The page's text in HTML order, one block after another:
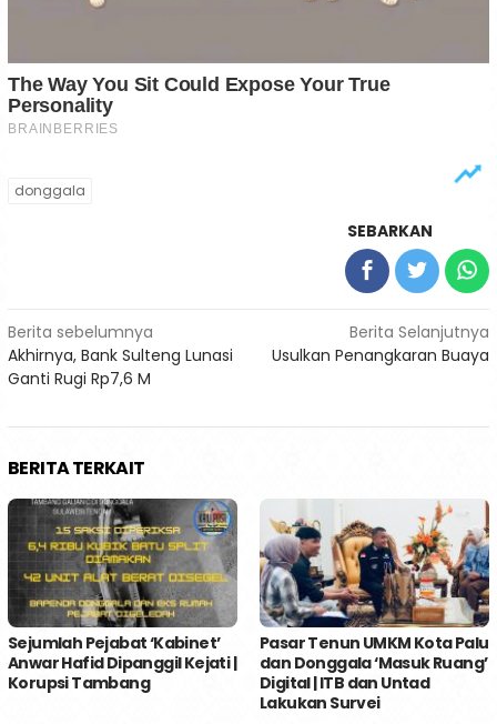
donggala
SEBARKAN
Navigasi
pos
Berita sebelumnya
Akhirnya, Bank Sulteng Lunasi
Ganti Rugi Rp7,6 M
Berita Selanjutnya
Usulkan Penangkaran Buaya
BERITA TERKAIT
Sejumlah Pejabat ‘Kabinet’
Anwar Hafid Dipanggil Kejati |
Korupsi Tambang
Pasar Tenun UMKM Kota Palu
dan Donggala ‘Masuk Ruang’
Digital | ITB dan Untad
Lakukan Survei